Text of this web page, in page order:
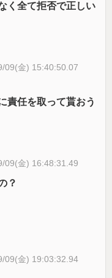
く全て拒否で正しい
09(金) 15:40:50.07
責任を取って貰おう
09(金) 16:48:31.49
？
09(金) 19:03:32.94